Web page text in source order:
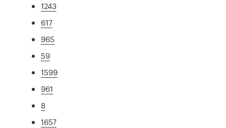
1243
617
965
59
1599
961
8
1657